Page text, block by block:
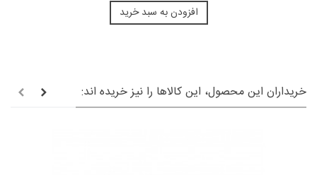
افزودن به سبد خرید
خریداران این محصول، این کالاها را نیز خریده اند: